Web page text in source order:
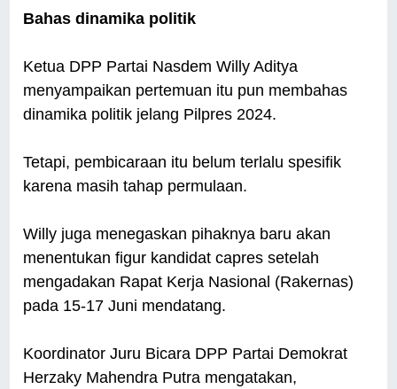
Bahas dinamika politik
Ketua DPP Partai Nasdem Willy Aditya
menyampaikan pertemuan itu pun membahas
dinamika politik jelang Pilpres 2024.
Tetapi, pembicaraan itu belum terlalu spesifik
karena masih tahap permulaan.
Willy juga menegaskan pihaknya baru akan
menentukan figur kandidat capres setelah
mengadakan Rapat Kerja Nasional (Rakernas)
pada 15-17 Juni mendatang.
Koordinator Juru Bicara DPP Partai Demokrat
Herzaky Mahendra Putra mengatakan,